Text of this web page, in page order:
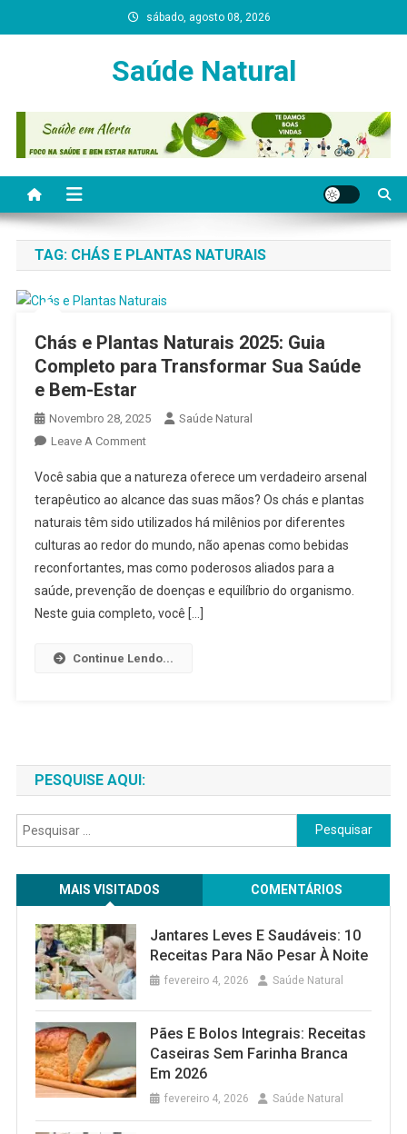
to
sábado, agosto 08, 2026
Saúde Natural
TAG: CHÁS E PLANTAS NATURAIS
Chás e Plantas Naturais 2025: Guia
Completo para Transformar Sua Saúde
e Bem-Estar
Novembro 28, 2025
Saúde Natural
Leave A CommentOn
E
Plantas
Naturais
2025:
Guia
Completo
Você sabia que a natureza oferece um verdadeiro arsenal
terapêutico ao alcance das suas mãos? Os chás e plantas
naturais têm sido utilizados há milênios por diferentes
culturas ao redor do mundo, não apenas como bebidas
reconfortantes, mas como poderosos aliados para a
saúde, prevenção de doenças e equilíbrio do organismo.
Neste guia completo, você […]
Continue Lendo...
PESQUISE AQUI:
Pesquisar
por:
MAIS VISITADOS COMENTÁRIOS
Jantares Leves E Saudáveis: 10
Receitas Para Não Pesar À Noite
fevereiro 4, 2026 Saúde Natural
Pães E Bolos Integrais: Receitas
Caseiras Sem Farinha Branca
Em 2026
fevereiro 4, 2026 Saúde Natural